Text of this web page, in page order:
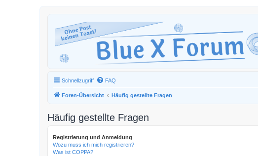
Schnellzugriff FAQ
Foren-Übersicht Häufig gestellte Fragen
Häufig gestellte Fragen
Registrierung und Anmeldung
Wozu muss ich mich registrieren?
Was ist COPPA?